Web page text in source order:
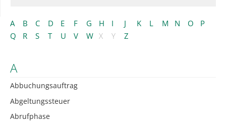
A B C D E F G H I J K L M N O
P
Q
R S T U V W X Y Z
A
Abbuchungsauftrag
Abgeltungssteuer
Abrufphase